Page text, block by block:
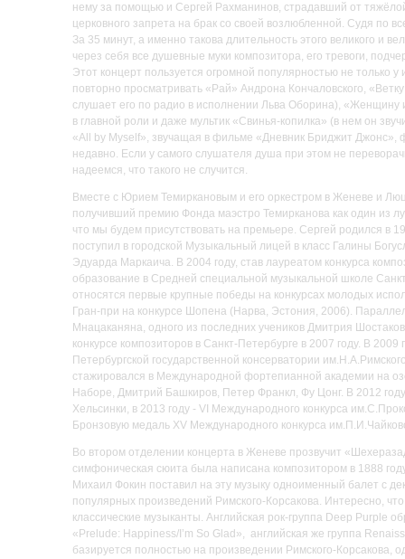
нему за помощью и Сергей Рахманинов, страдавший от
церковного запрета на брак со своей возлюбленной. Судя по
За 35 минут, а именно такова длительность этого великого и
через себя все душевные муки композитора, его тревоги,
Этот концерт пользуется огромной популярностью не только
повторно просматривать «Рай» Андрона Кончаловского,
слушает его по радио в исполнении Льва Оборина),
в главной роли и даже мультик «Свинья-копилка» (в нем он
«All by Myself», звучащая в фильме «Дневник Бриджит Джонс»,
недавно. Если у самого слушателя душа при этом не
надеемся, что такого не случится.
Вместе с Юрием Темиркановым и его оркестром в Женеве и
получивший премию Фонда маэстро Темирканова как один из
что мы будем присутствовать на премьере. Сергей родился в
поступил в городской Музыкальный лицей в класс Галины
Эдуарда Маркаича. В 2004 году, став лауреатом конкурса
образование в Средней специальной музыкальной школе
относятся первые крупные победы на конкурсах молодых
Гран-при на конкурсе Шопена (Нарва, Эстония, 2006).
Мнацаканяна, одного из последних учеников Дмитрия
конкурсе композиторов в Санкт-Петербурге в 2007 году. В
Петербургской государственной консерватории
стажировался в Международной фортепианной академии на
Наборе, Дмитрий Башкиров, Петер Франкл, Фу Цонг. В 2012
Хельсинки, в 2013 году - VI Международного конкурса
Бронзовую медаль XV Международного конкурса
Во втором отделении концерта в Женеве прозвучит
симфоническая сюита была написана композитором в 1888
Михаил Фокин поставил на эту музыку одноименный балет с
популярных произведений Римского-Корсакова. Интересно,
классические музыканты. Английская рок-группа Deep Purple
«Prelude: Happiness/I’m So Glad», английская же группа
базируется полностью на произведении Римского-Корсакова,